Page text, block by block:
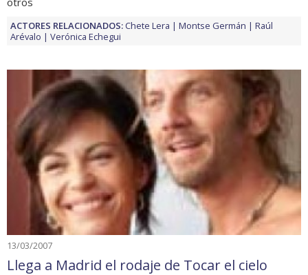
ACTORES RELACIONADOS:Chete Lera Montse Germán
Raúl
Arévalo
Verónica Echegui
13/03/2007
Llega a Madrid el rodaje de Tocar el cielo